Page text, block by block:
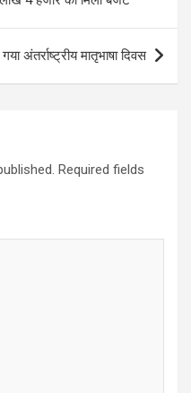
अंतर्राष्ट्रीय मातृभाषा दिवस
Required fields